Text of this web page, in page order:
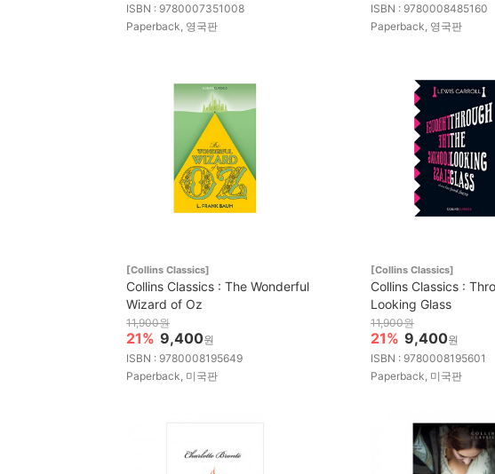
ISBN : 9780007351008
Paperback, 영국판
ISBN : 9780008485160
Paperback, 영국판
[Collins Classics]
Collins Classics : The Wonderful
Wizard of Oz
11,900원
21% 9,400원
ISBN : 9780008195649
Paperback, 미국판
[Collins Classics]
Collins Classics :
Looking Glass
11,900원
21% 9,400원
ISBN : 9780008195601
Paperback, 미국판